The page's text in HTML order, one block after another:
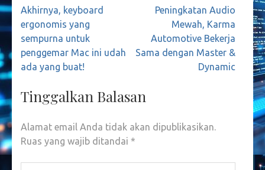
Navigasi
pos
Akhirnya, keyboard
ergonomis yang
sempurna untuk
penggemar Mac ini udah
ada yang buat!
Peningkatan Audio
Mewah, Karma
Automotive Bekerja
Sama dengan Master &
Dynamic
Tinggalkan Balasan
Alamat email Anda tidak akan dipublikasikan.
Ruas yang wajib ditandai *